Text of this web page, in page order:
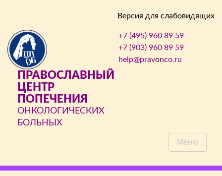
Версия для слабовидящих
ПРАВОСЛАВНЫЙ
ЦЕНТР
ПОПЕЧЕНИЯ
ОНКОЛОГИЧЕСКИХ
БОЛЬНЫХ
+7 (495) 960 89 59
+7 (903) 960 89 59
help@pravonco.ru
Меню